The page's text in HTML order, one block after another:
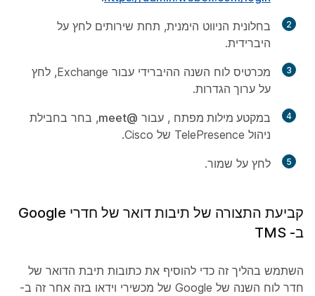
2 בחלונית הניווט הימנית, תחת שירותים לחץ על
היברידית.
3
מכרטיס לוח השנה ההיברידי עבור Exchange, לחץ
על ערוך הגדרות.
4 במקטע מילות מפתח , עבור @meet
, בחר בחבילת
ניהול TelePresence של Cisco.
5 לחץ על שמור.
קביעת התצורה של תיבות דואר של חדרי Google
ב- TMS
השתמש בהליך זה כדי להוסיף את כתובות תיבת הדואר של
חדר לוח השנה של Google של מכשירי וידאו בזה אחר זה ב-